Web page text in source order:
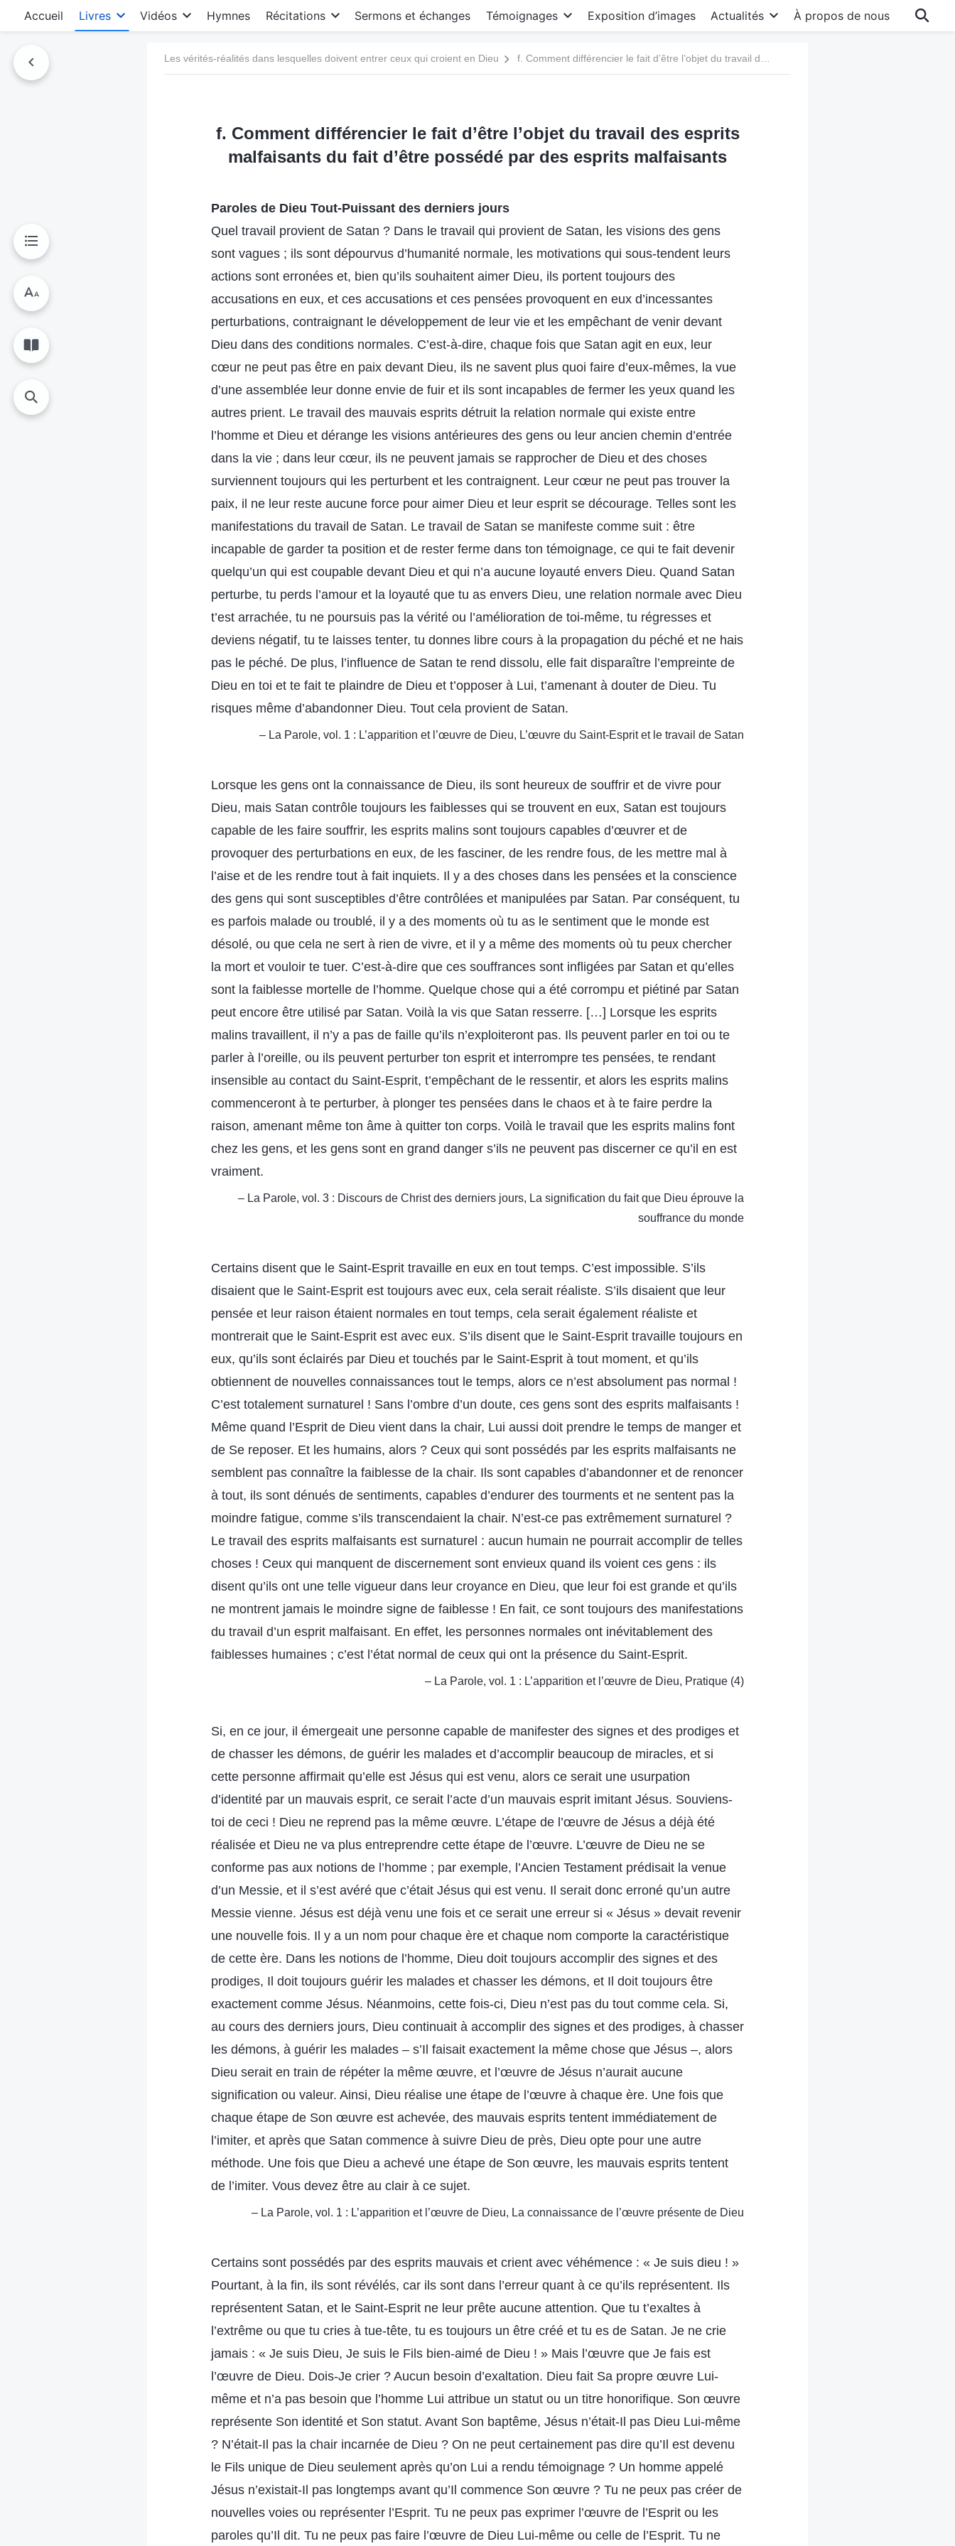
Accueil Livres Vidéos Hymnes Récitations Sermons et échanges Témoignages Exposition d’images Actualités À propos de nous
Les vérités-réalités dans lesquelles doivent entrer ceux qui croient en Dieu
f. Comment différencier le fait d’être l’objet du travail des esprits
malfaisants du fait d’être possédé par des esprits malfaisants
Paroles de Dieu Tout-Puissant des derniers jours
Quel travail provient de Satan ? Dans le travail qui provient de Satan, les visions des gens
sont vagues ; ils sont dépourvus d’humanité normale, les motivations qui sous-tendent leurs
actions sont erronées et, bien qu’ils souhaitent aimer Dieu, ils portent toujours des
accusations en eux, et ces accusations et ces pensées provoquent en eux d’incessantes
perturbations, contraignant le développement de leur vie et les empêchant de venir devant
Dieu dans des conditions normales. C’est-à-dire, chaque fois que Satan agit en eux, leur
cœur ne peut pas être en paix devant Dieu, ils ne savent plus quoi faire d’eux-mêmes, la vue
d’une assemblée leur donne envie de fuir et ils sont incapables de fermer les yeux quand les
autres prient. Le travail des mauvais esprits détruit la relation normale qui existe entre
l’homme et Dieu et dérange les visions antérieures des gens ou leur ancien chemin d’entrée
dans la vie ; dans leur cœur, ils ne peuvent jamais se rapprocher de Dieu et des choses
surviennent toujours qui les perturbent et les contraignent. Leur cœur ne peut pas trouver la
paix, il ne leur reste aucune force pour aimer Dieu et leur esprit se décourage. Telles sont les
manifestations du travail de Satan. Le travail de Satan se manifeste comme suit : être
incapable de garder ta position et de rester ferme dans ton témoignage, ce qui te fait devenir
quelqu’un qui est coupable devant Dieu et qui n’a aucune loyauté envers Dieu. Quand Satan
perturbe, tu perds l’amour et la loyauté que tu as envers Dieu, une relation normale avec Dieu
t’est arrachée, tu ne poursuis pas la vérité ou l’amélioration de toi-même, tu régresses et
deviens négatif, tu te laisses tenter, tu donnes libre cours à la propagation du péché et ne hais
pas le péché. De plus, l’influence de Satan te rend dissolu, elle fait disparaître l’empreinte de
Dieu en toi et te fait te plaindre de Dieu et t’opposer à Lui, t’amenant à douter de Dieu. Tu
risques même d’abandonner Dieu. Tout cela provient de Satan.
– La Parole, vol. 1 : L’apparition et l’œuvre de Dieu, L’œuvre du Saint-Esprit et le travail de Satan
Lorsque les gens ont la connaissance de Dieu, ils sont heureux de souffrir et de vivre pour
Dieu, mais Satan contrôle toujours les faiblesses qui se trouvent en eux, Satan est toujours
capable de les faire souffrir, les esprits malins sont toujours capables d’œuvrer et de
provoquer des perturbations en eux, de les fasciner, de les rendre fous, de les mettre mal à
l’aise et de les rendre tout à fait inquiets. Il y a des choses dans les pensées et la conscience
des gens qui sont susceptibles d’être contrôlées et manipulées par Satan. Par conséquent, tu
es parfois malade ou troublé, il y a des moments où tu as le sentiment que le monde est
désolé, ou que cela ne sert à rien de vivre, et il y a même des moments où tu peux chercher
la mort et vouloir te tuer. C’est-à-dire que ces souffrances sont infligées par Satan et qu’elles
sont la faiblesse mortelle de l’homme. Quelque chose qui a été corrompu et piétiné par Satan
peut encore être utilisé par Satan. Voilà la vis que Satan resserre. […] Lorsque les esprits
malins travaillent, il n’y a pas de faille qu’ils n’exploiteront pas. Ils peuvent parler en toi ou te
parler à l’oreille, ou ils peuvent perturber ton esprit et interrompre tes pensées, te rendant
insensible au contact du Saint-Esprit, t’empêchant de le ressentir, et alors les esprits malins
commenceront à te perturber, à plonger tes pensées dans le chaos et à te faire perdre la
raison, amenant même ton âme à quitter ton corps. Voilà le travail que les esprits malins font
chez les gens, et les gens sont en grand danger s’ils ne peuvent pas discerner ce qu’il en est
vraiment.
– La Parole, vol. 3 : Discours de Christ des derniers jours, La signification du fait que Dieu éprouve la
souffrance du monde
Certains disent que le Saint-Esprit travaille en eux en tout temps. C’est impossible. S’ils
disaient que le Saint-Esprit est toujours avec eux, cela serait réaliste. S’ils disaient que leur
pensée et leur raison étaient normales en tout temps, cela serait également réaliste et
montrerait que le Saint-Esprit est avec eux. S’ils disent que le Saint-Esprit travaille toujours en
eux, qu’ils sont éclairés par Dieu et touchés par le Saint-Esprit à tout moment, et qu’ils
obtiennent de nouvelles connaissances tout le temps, alors ce n’est absolument pas normal !
C’est totalement surnaturel ! Sans l’ombre d’un doute, ces gens sont des esprits malfaisants !
Même quand l’Esprit de Dieu vient dans la chair, Lui aussi doit prendre le temps de manger et
de Se reposer. Et les humains, alors ? Ceux qui sont possédés par les esprits malfaisants ne
semblent pas connaître la faiblesse de la chair. Ils sont capables d’abandonner et de renoncer
à tout, ils sont dénués de sentiments, capables d’endurer des tourments et ne sentent pas la
moindre fatigue, comme s’ils transcendaient la chair. N’est-ce pas extrêmement surnaturel ?
Le travail des esprits malfaisants est surnaturel : aucun humain ne pourrait accomplir de telles
choses ! Ceux qui manquent de discernement sont envieux quand ils voient ces gens : ils
disent qu’ils ont une telle vigueur dans leur croyance en Dieu, que leur foi est grande et qu’ils
ne montrent jamais le moindre signe de faiblesse ! En fait, ce sont toujours des manifestations
du travail d’un esprit malfaisant. En effet, les personnes normales ont inévitablement des
faiblesses humaines ; c’est l’état normal de ceux qui ont la présence du Saint-Esprit.
– La Parole, vol. 1 : L’apparition et l’œuvre de Dieu, Pratique (4)
Si, en ce jour, il émergeait une personne capable de manifester des signes et des prodiges et
de chasser les démons, de guérir les malades et d’accomplir beaucoup de miracles, et si
cette personne affirmait qu’elle est Jésus qui est venu, alors ce serait une usurpation
d’identité par un mauvais esprit, ce serait l’acte d’un mauvais esprit imitant Jésus. Souviens-
toi de ceci ! Dieu ne reprend pas la même œuvre. L’étape de l’œuvre de Jésus a déjà été
réalisée et Dieu ne va plus entreprendre cette étape de l’œuvre. L’œuvre de Dieu ne se
conforme pas aux notions de l’homme ; par exemple, l’Ancien Testament prédisait la venue
d’un Messie, et il s’est avéré que c’était Jésus qui est venu. Il serait donc erroné qu’un autre
Messie vienne. Jésus est déjà venu une fois et ce serait une erreur si « Jésus » devait revenir
une nouvelle fois. Il y a un nom pour chaque ère et chaque nom comporte la caractéristique
de cette ère. Dans les notions de l’homme, Dieu doit toujours accomplir des signes et des
prodiges, Il doit toujours guérir les malades et chasser les démons, et Il doit toujours être
exactement comme Jésus. Néanmoins, cette fois-ci, Dieu n’est pas du tout comme cela. Si,
au cours des derniers jours, Dieu continuait à accomplir des signes et des prodiges, à chasser
les démons, à guérir les malades – s’Il faisait exactement la même chose que Jésus –, alors
Dieu serait en train de répéter la même œuvre, et l’œuvre de Jésus n’aurait aucune
signification ou valeur. Ainsi, Dieu réalise une étape de l’œuvre à chaque ère. Une fois que
chaque étape de Son œuvre est achevée, des mauvais esprits tentent immédiatement de
l’imiter, et après que Satan commence à suivre Dieu de près, Dieu opte pour une autre
méthode. Une fois que Dieu a achevé une étape de Son œuvre, les mauvais esprits tentent
de l’imiter. Vous devez être au clair à ce sujet.
– La Parole, vol. 1 : L’apparition et l’œuvre de Dieu, La connaissance de l’œuvre présente de Dieu
Certains sont possédés par des esprits mauvais et crient avec véhémence : « Je suis dieu ! »
Pourtant, à la fin, ils sont révélés, car ils sont dans l’erreur quant à ce qu’ils représentent. Ils
représentent Satan, et le Saint-Esprit ne leur prête aucune attention. Que tu t’exaltes à
l’extrême ou que tu cries à tue-tête, tu es toujours un être créé et tu es de Satan. Je ne crie
jamais : « Je suis Dieu, Je suis le Fils bien-aimé de Dieu ! » Mais l’œuvre que Je fais est
l’œuvre de Dieu. Dois-Je crier ? Aucun besoin d’exaltation. Dieu fait Sa propre œuvre Lui-
même et n’a pas besoin que l’homme Lui attribue un statut ou un titre honorifique. Son œuvre
représente Son identité et Son statut. Avant Son baptême, Jésus n’était-Il pas Dieu Lui-même
? N’était-Il pas la chair incarnée de Dieu ? On ne peut certainement pas dire qu’Il est devenu
le Fils unique de Dieu seulement après qu’on Lui a rendu témoignage ? Un homme appelé
Jésus n’existait-Il pas longtemps avant qu’Il commence Son œuvre ? Tu ne peux pas créer de
nouvelles voies ou représenter l’Esprit. Tu ne peux pas exprimer l’œuvre de l’Esprit ou les
paroles qu’Il dit. Tu ne peux pas faire l’œuvre de Dieu Lui-même ou celle de l’Esprit. Tu ne